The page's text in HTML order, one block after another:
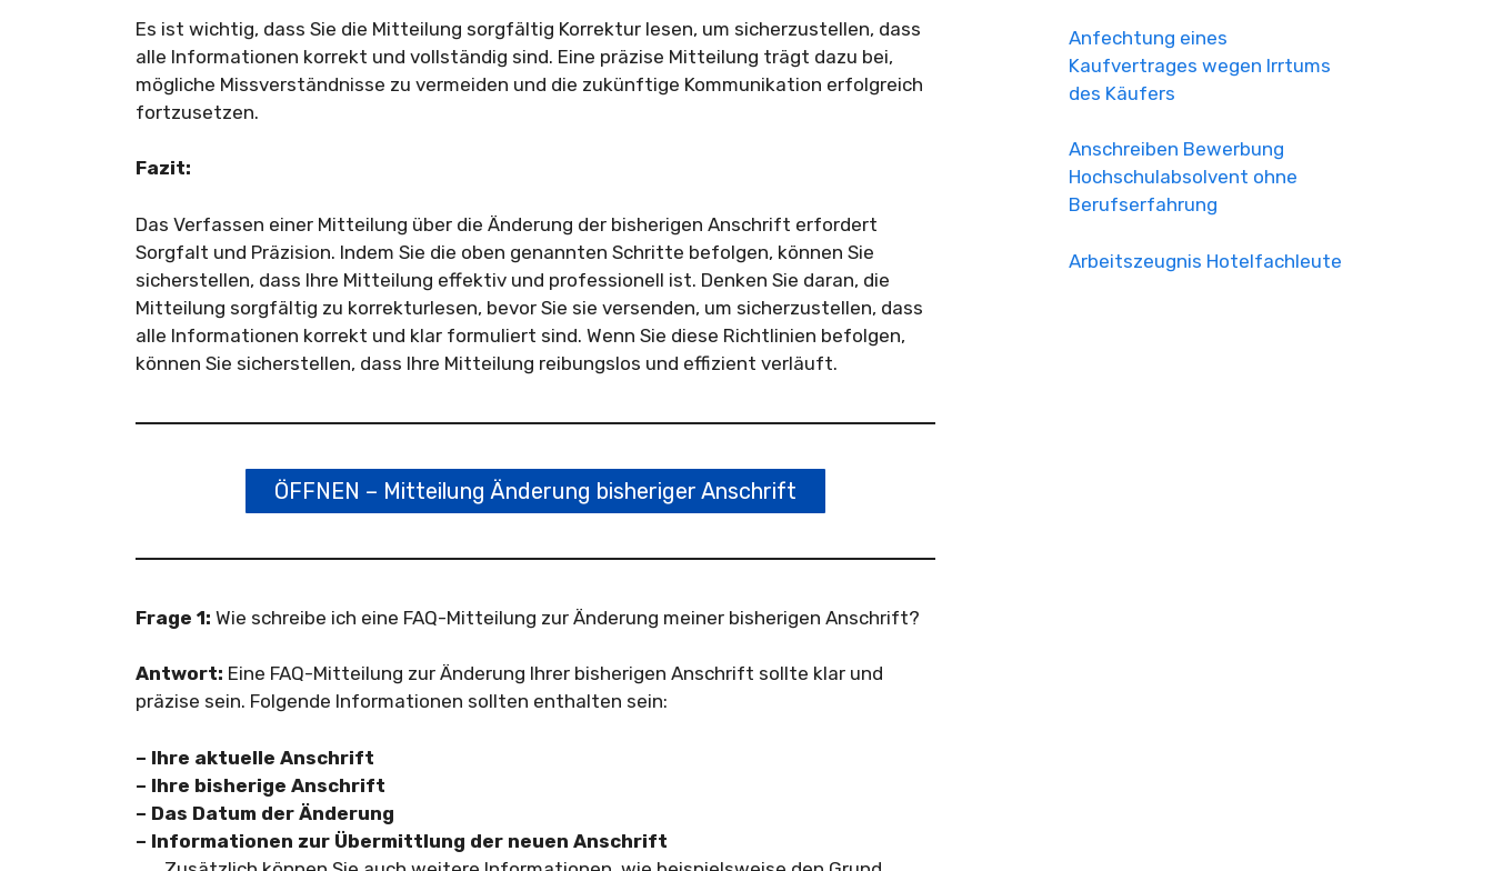
Es ist wichtig, dass Sie die Mitteilung sorgfältig Korrektur lesen, um sicherzustellen, dass
alle Informationen korrekt und vollständig sind. Eine präzise Mitteilung trägt dazu bei,
mögliche Missverständnisse zu vermeiden und die zukünftige Kommunikation erfolgreich
fortzusetzen.
Fazit:
Das Verfassen einer Mitteilung über die Änderung der bisherigen Anschrift erfordert
Sorgfalt und Präzision. Indem Sie die oben genannten Schritte befolgen, können Sie
sicherstellen, dass Ihre Mitteilung effektiv und professionell ist. Denken Sie daran, die
Mitteilung sorgfältig zu korrekturlesen, bevor Sie sie versenden, um sicherzustellen, dass
alle Informationen korrekt und klar formuliert sind. Wenn Sie diese Richtlinien befolgen,
können Sie sicherstellen, dass Ihre Mitteilung reibungslos und effizient verläuft.
ÖFFNEN – Mitteilung Änderung bisheriger Anschrift
Frage 1: Wie schreibe ich eine FAQ-Mitteilung zur Änderung meiner bisherigen Anschrift?
Antwort: Eine FAQ-Mitteilung zur Änderung Ihrer bisherigen Anschrift sollte klar und
präzise sein. Folgende Informationen sollten enthalten sein:
– Ihre aktuelle Anschrift
– Ihre bisherige Anschrift
– Das Datum der Änderung
– Informationen zur Übermittlung der neuen Anschrift
Anfechtung eines
Kaufvertrages wegen Irrtums
des Käufers
Anschreiben Bewerbung
Hochschulabsolvent ohne
Berufserfahrung
Arbeitszeugnis Hotelfachleute